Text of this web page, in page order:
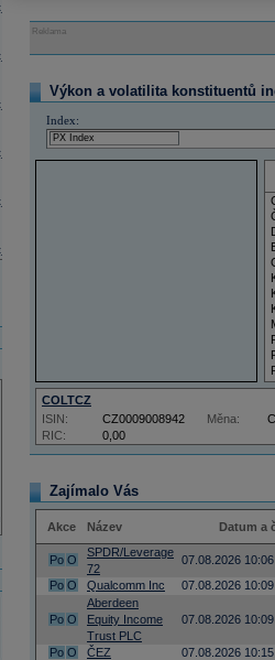
0,00
Reklama
Výkon a volatilita konstituentů
Index:
COLTCZ
RIC: 0,00
ISIN: CZ0009008942 Měna:
Zajímalo Vás
Akce Název Datum a
Po O
SPDR/Leverage
72
07.08.2026
Po O Qualcomm Inc 07.08.2026
Po O
Aberdeen
Equity Income
Trust PLC
07.08.2026
Po O ČEZ
07.08.2026